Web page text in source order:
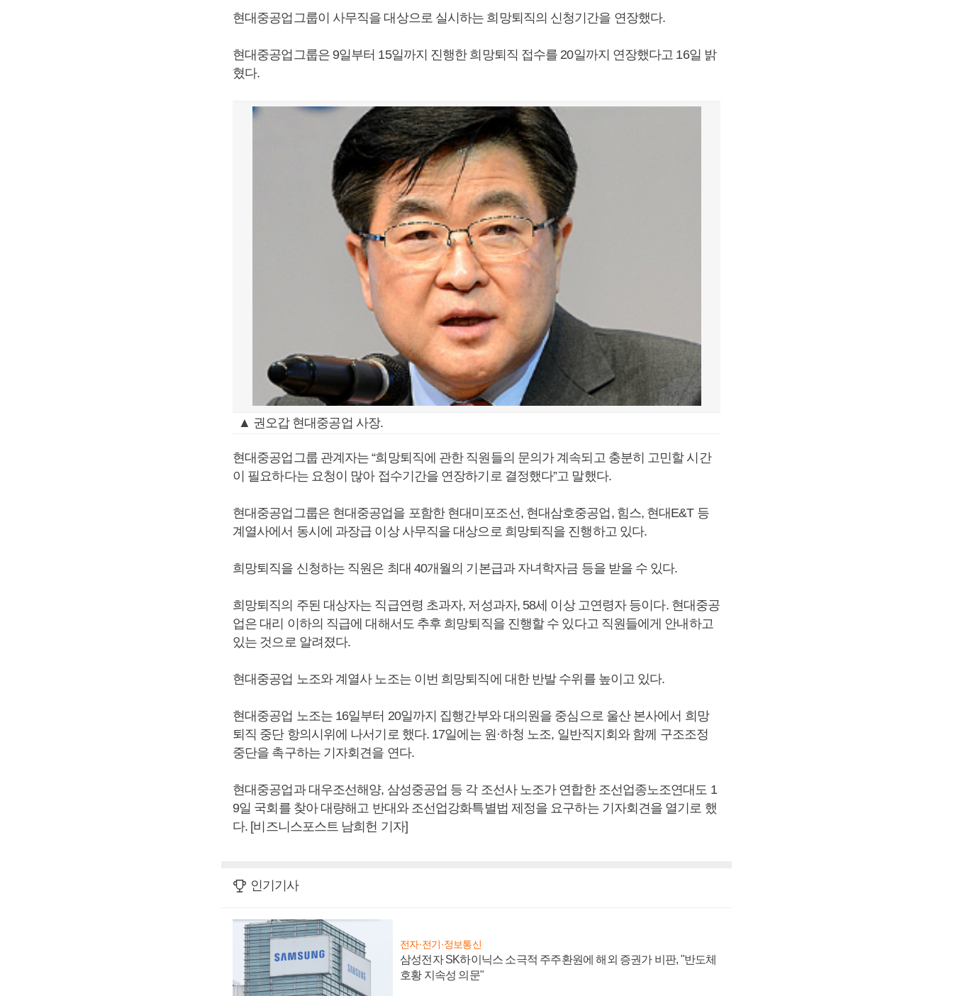
현대중공업그룹이 사무직을 대상으로 실시하는 희망퇴직의 신청기간을 연장했다.
현대중공업그룹은 9일부터 15일까지 진행한 희망퇴직 접수를 20일까지 연장했다고 16일 밝
혔다.
▲ 권오갑 현대중공업 사장.
현대중공업그룹 관계자는 “희망퇴직에 관한 직원들의 문의가 계속되고 충분히 고민할 시간
이 필요하다는 요청이 많아 접수기간을 연장하기로 결정했다”고 말했다.
현대중공업그룹은 현대중공업을 포함한 현대미포조선, 현대삼호중공업, 힘스, 현대E&T 등
계열사에서 동시에 과장급 이상 사무직을 대상으로 희망퇴직을 진행하고 있다.
희망퇴직을 신청하는 직원은 최대 40개월의 기본급과 자녀학자금 등을 받을 수 있다.
희망퇴직의 주된 대상자는 직급연령 초과자, 저성과자, 58세 이상 고연령자 등이다. 현대중공
업은 대리 이하의 직급에 대해서도 추후 희망퇴직을 진행할 수 있다고 직원들에게 안내하고
있는 것으로 알려졌다.
현대중공업 노조와 계열사 노조는 이번 희망퇴직에 대한 반발 수위를 높이고 있다.
현대중공업 노조는 16일부터 20일까지 집행간부와 대의원을 중심으로 울산 본사에서 희망
퇴직 중단 항의시위에 나서기로 했다. 17일에는 원·하청 노조, 일반직지회와 함께 구조조정
중단을 촉구하는 기자회견을 연다.
현대중공업과 대우조선해양, 삼성중공업 등 각 조선사 노조가 연합한 조선업종노조연대도 1
9일 국회를 찾아 대량해고 반대와 조선업강화특별법 제정을 요구하는 기자회견을 열기로 했
다. [비즈니스포스트 남희헌 기자]
인기기사
전자·전기·정보통신
삼성전자 SK하이닉스 소극적 주주환원에 해외 증권가 비판, "반도체
호황 지속성 의문"